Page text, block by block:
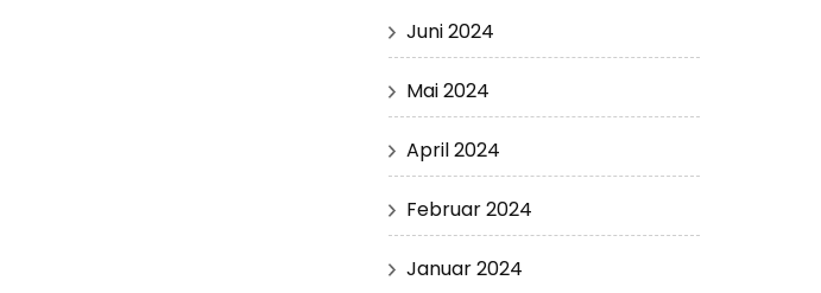
Juni 2024
Mai 2024
April 2024
Februar 2024
Januar 2024